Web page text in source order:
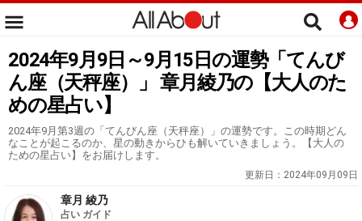
2024年9月9日～9月15日の運勢「てんび
ん座（天秤座）」 章月綾乃の【大人のた
めの星占い】
2024年9月第3週の「てんびん座（天秤座）」の運勢です。この時期どん
なことが起こるのか、星の動きからひも解いていきましょう。【大人の
ための星占い】をお届けします。
更新日： 2024年09月09日
章月 綾乃
占い ガイド